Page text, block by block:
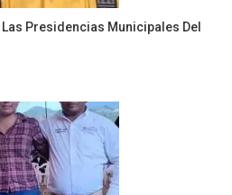
Presidencias Municipales Del